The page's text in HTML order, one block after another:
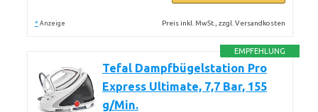
* Anzeige Preis inkl. MwSt., zzgl. Versandkosten
EMPFEHLUNG
Tefal Dampfbügelstation Pro
Express Ultimate, 7,7 Bar, 155
g/Min.